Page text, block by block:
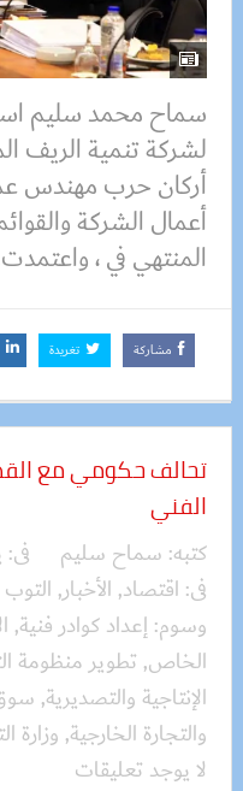
سماح محمد سليم
لشركة تنمية الريف
أركان حرب مهندس
أعمال الشركة
المنتهي في ،
مشاركة تغريدة
تحالف حكومي مع
الفني
كتبه: سماح سليم فى:
فى: اقتصاد, الأخبار,
وسوم: إعداد كوادر فنية,
الخاص, تطوير منظومة
الإنتاجية والتصديرية,
والتجارة الخارجية, وزارة
لا يوجد تعليقات